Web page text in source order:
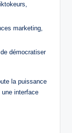
marketing,
démocratiser
la puissance
interface